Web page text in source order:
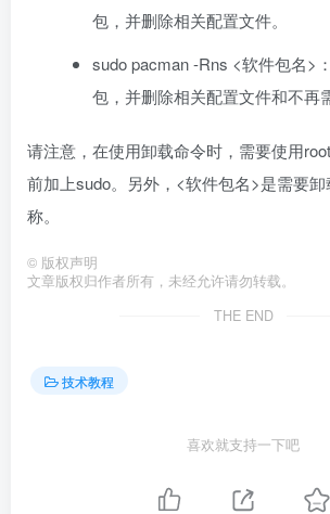
包，并删除相关配置文件。
sudo pacman -Rns <软件包名>
包，并删除相关配置文件和不再
请注意，在使用卸载命令时，需要使用
前加上sudo。另外，<软件包名>是需要
称。
© 版权声明
文章版权归作者所有，未经允许请勿转载。
THE END
技术教程
喜欢就支持一下吧